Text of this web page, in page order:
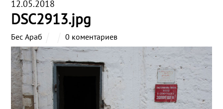
12.05.2018
DSC2913.jpg
Бес Араб 0 коментариев